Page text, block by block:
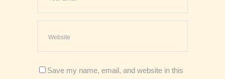
Save my name, email, and website in this